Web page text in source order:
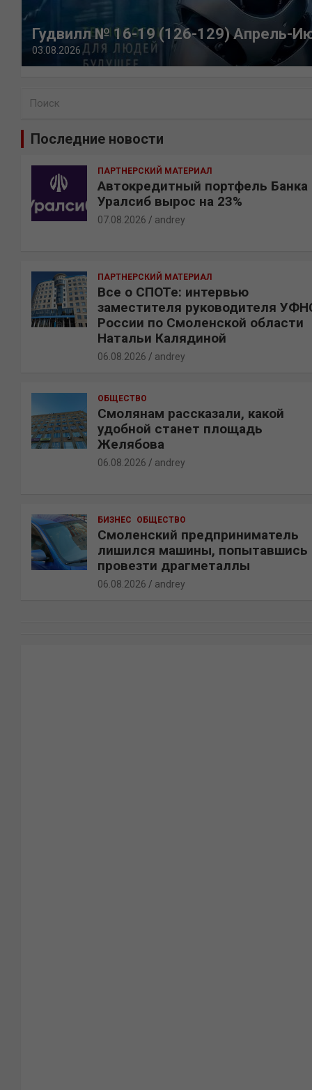
Гудвилл № 16-19 (126-129) Апрель-
03.08.2026
Последние новости
ПАРТНЕРСКИЙ МАТЕРИАЛ
Автокредитный портфель Банка
Уралсиб вырос на 23%
07.08.2026 andrey
ПАРТНЕРСКИЙ МАТЕРИАЛ
Все о СПОТе: интервью
заместителя руководителя
России по Смоленской области
Натальи Калядиной
06.08.2026 andrey
ОБЩЕСТВО
Смолянам рассказали, какой
удобной станет площадь
Желябова
06.08.2026 andrey
БИЗНЕС ОБЩЕСТВО
Смоленский предприниматель
лишился машины, попытавшись
провезти драгметаллы
06.08.2026 andrey